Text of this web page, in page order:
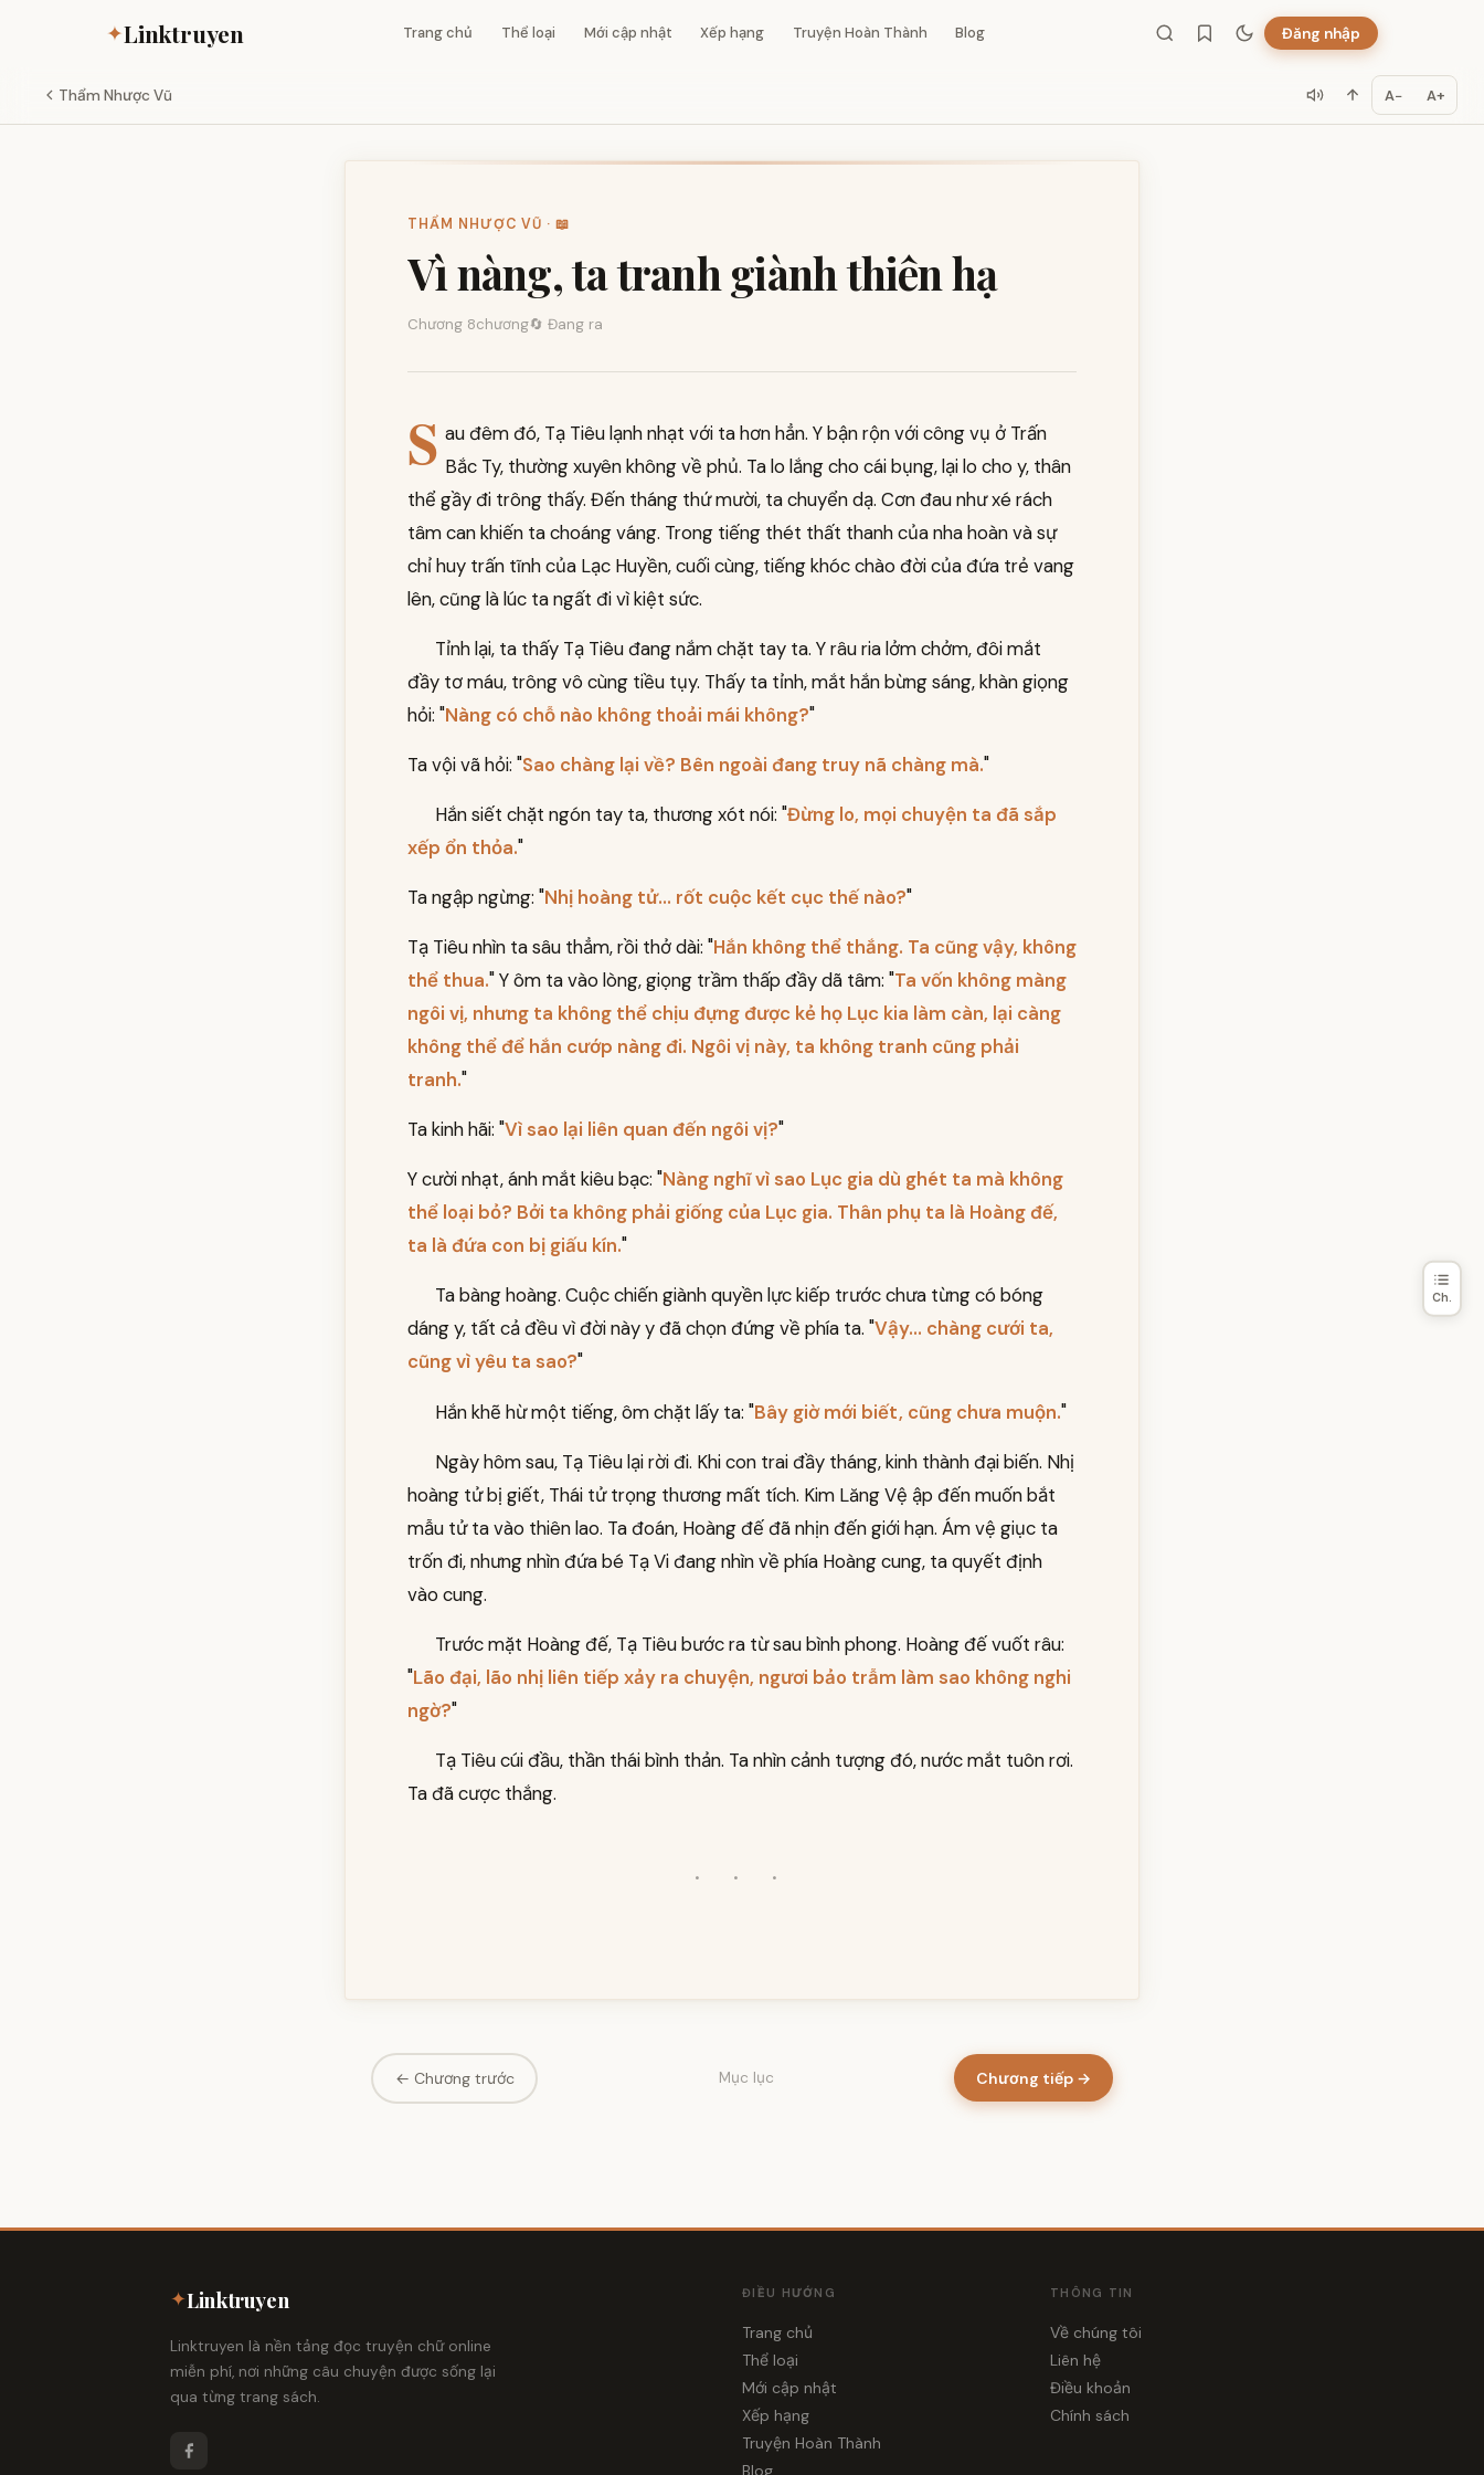
✦Linktruyen Trang chủ Thể loại Mới cập nhật Xếp hạng Truyện Hoàn Thành Blog Đăng nhập
Ch.
Thẩm Nhược Vũ A− A+
THẨM NHƯỢC VŨ · 📖
Vì nàng, ta tranh giành thiên hạ
Chương 8chương🔄 Đang ra
S au đêm đó, Tạ Tiêu lạnh nhạt với ta hơn hẳn. Y bận rộn với công vụ ở Trấn
Bắc Ty, thường xuyên không về phủ. Ta lo lắng cho cái bụng, lại lo cho y, thân
thể gầy đi trông thấy. Đến tháng thứ mười, ta chuyển dạ. Cơn đau như xé rách
tâm can khiến ta choáng váng. Trong tiếng thét thất thanh của nha hoàn và sự
chỉ huy trấn tĩnh của Lạc Huyền, cuối cùng, tiếng khóc chào đời của đứa trẻ vang
lên, cũng là lúc ta ngất đi vì kiệt sức.
Tỉnh lại, ta thấy Tạ Tiêu đang nắm chặt tay ta. Y râu ria lởm chởm, đôi mắt
đầy tơ máu, trông vô cùng tiều tụy. Thấy ta tỉnh, mắt hắn bừng sáng, khàn giọng
hỏi: "Nàng có chỗ nào không thoải mái không?"
Ta vội vã hỏi: "Sao chàng lại về? Bên ngoài đang truy nã chàng mà."
Hắn siết chặt ngón tay ta, thương xót nói: "Đừng lo, mọi chuyện ta đã sắp
xếp ổn thỏa."
Ta ngập ngừng: "Nhị hoàng tử... rốt cuộc kết cục thế nào?"
Tạ Tiêu nhìn ta sâu thẳm, rồi thở dài: "Hắn không thể thắng. Ta cũng vậy, không
thể thua." Y ôm ta vào lòng, giọng trầm thấp đầy dã tâm: "Ta vốn không màng
ngôi vị, nhưng ta không thể chịu đựng được kẻ họ Lục kia làm càn, lại càng
không thể để hắn cướp nàng đi. Ngôi vị này, ta không tranh cũng phải
tranh."
Ta kinh hãi: "Vì sao lại liên quan đến ngôi vị?"
Y cười nhạt, ánh mắt kiêu bạc: "Nàng nghĩ vì sao Lục gia dù ghét ta mà không
thể loại bỏ? Bởi ta không phải giống của Lục gia. Thân phụ ta là Hoàng đế,
ta là đứa con bị giấu kín."
Ta bàng hoàng. Cuộc chiến giành quyền lực kiếp trước chưa từng có bóng
dáng y, tất cả đều vì đời này y đã chọn đứng về phía ta. "Vậy... chàng cưới ta,
cũng vì yêu ta sao?"
Hắn khẽ hừ một tiếng, ôm chặt lấy ta: "Bây giờ mới biết, cũng chưa muộn."
Ngày hôm sau, Tạ Tiêu lại rời đi. Khi con trai đầy tháng, kinh thành đại biến. Nhị
hoàng tử bị giết, Thái tử trọng thương mất tích. Kim Lăng Vệ ập đến muốn bắt
mẫu tử ta vào thiên lao. Ta đoán, Hoàng đế đã nhịn đến giới hạn. Ám vệ giục ta
trốn đi, nhưng nhìn đứa bé Tạ Vi đang nhìn về phía Hoàng cung, ta quyết định
vào cung.
Trước mặt Hoàng đế, Tạ Tiêu bước ra từ sau bình phong. Hoàng đế vuốt râu:
"Lão đại, lão nhị liên tiếp xảy ra chuyện, ngươi bảo trẫm làm sao không nghi
ngờ?"
Tạ Tiêu cúi đầu, thần thái bình thản. Ta nhìn cảnh tượng đó, nước mắt tuôn rơi.
Ta đã cược thắng.
· · ·
← Chương trước Mục lục Chương tiếp →
✦Linktruyen
Linktruyen là nền tảng đọc truyện chữ online
miễn phí, nơi những câu chuyện được sống lại
qua từng trang sách.
ĐIỀU HƯỚNG
Trang chủ
Thể loại
Mới cập nhật
Xếp hạng
Truyện Hoàn Thành
Blog
THÔNG TIN
Về chúng tôi
Liên hệ
Điều khoản
Chính sách